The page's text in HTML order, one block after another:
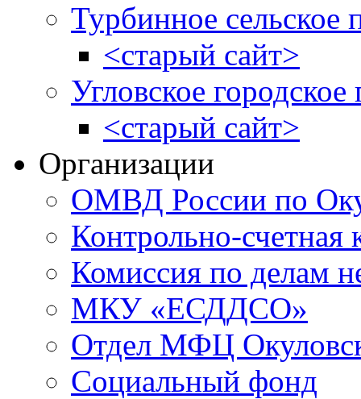
Турбинное сельское
<старый сайт>
Угловское городское
<старый сайт>
Организации
ОМВД России по
Контрольно-счетная
Комиссия по делам
МКУ «ЕСДДСО»
Отдел МФЦ
Социальный фонд